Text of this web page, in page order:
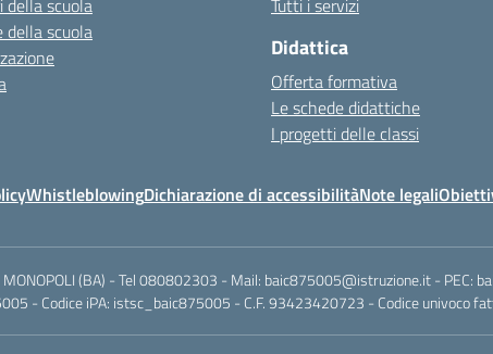
della scuola
della scuola
Tutti i servizi
Didattica
Offerta formativa
Le schede didattiche
I progetti delle classi
WhistleblowingDichiarazione di accessibilitàNote legali
(BA) - Tel 080802303 - Mail: baic875005@istruzione.it - PEC:
- Codice iPA: istsc_baic875005 - C.F. 93423420723 - Codice univoco